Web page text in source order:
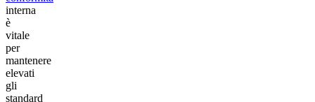
interna
è
vitale
per
mantenere
elevati
gli
standard